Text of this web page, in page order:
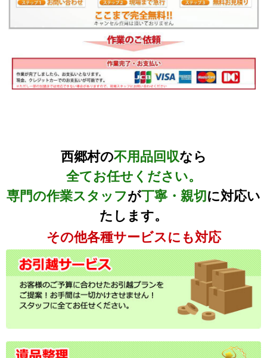
西郷村の不用品回収なら
全てお任せください。
専門の作業スタッフが丁寧・親切 に対応い
たします。
その他各種サービスにも対応